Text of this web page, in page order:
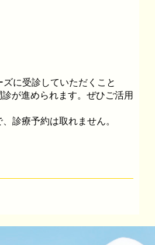
に受診していただくこと
が進められます。ぜひご活用
診療予約は取れません。